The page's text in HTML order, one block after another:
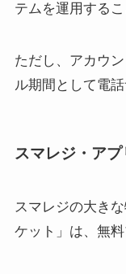
テムを運用するこ
ただし、アカウ
ル期間として電
スマレジ・ア
スマレジの大き
ケット」は、無